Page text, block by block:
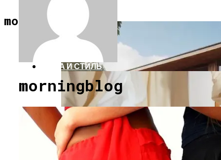
morningblog.ru
АРХИТЕКТУРА И ДИЗАЙН
МОДА И СТИЛЬ
СТРОИТЕЛЬСТВО И РЕМОНТ
morningblog